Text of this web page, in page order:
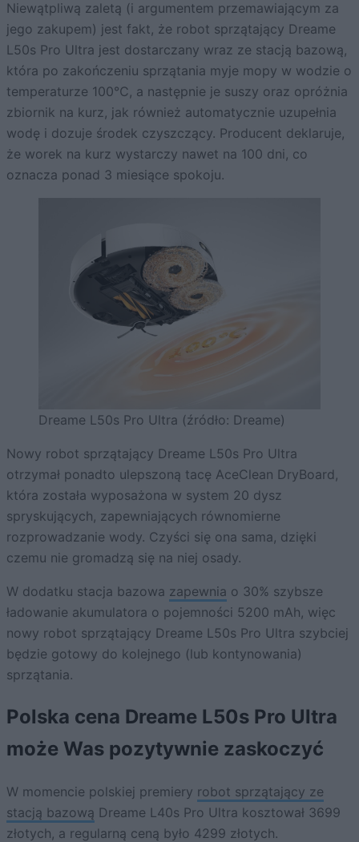
Niewątpliwą zaletą (i argumentem przemawiającym za
jego zakupem) jest fakt, że robot sprzątający Dreame
L50s Pro Ultra jest dostarczany wraz ze stacją bazową,
która po zakończeniu sprzątania myje mopy w wodzie o
temperaturze 100℃, a następnie je suszy oraz opróżnia
zbiornik na kurz, jak również automatycznie uzupełnia
wodę i dozuje środek czyszczący. Producent deklaruje,
że worek na kurz wystarczy nawet na 100 dni, co
oznacza ponad 3 miesiące spokoju.
Dreame L50s Pro Ultra (źródło: Dreame)
Nowy robot sprzątający Dreame L50s Pro Ultra
otrzymał ponadto ulepszoną tacę AceClean DryBoard,
która została wyposażona w system 20 dysz
spryskujących, zapewniających równomierne
rozprowadzanie wody. Czyści się ona sama, dzięki
czemu nie gromadzą się na niej osady.
W dodatku stacja bazowa zapewnia o 30% szybsze
ładowanie akumulatora o pojemności 5200 mAh, więc
nowy robot sprzątający Dreame L50s Pro Ultra szybciej
będzie gotowy do kolejnego (lub kontynowania)
sprzątania.
Polska cena Dreame L50s Pro Ultra
może Was pozytywnie zaskoczyć
W momencie polskiej premiery robot sprzątający ze
stacją bazową Dreame L40s Pro Ultra kosztował 3699
złotych, a regularną ceną było 4299 złotych.